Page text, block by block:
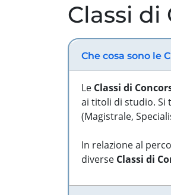
Classi di
Che cosa sono le
Le Classi di
ai titoli di studio. Si
(Magistrale,
In relazione al
diverse Classi di